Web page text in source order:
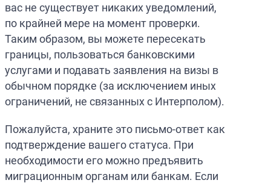
вас не существует никаких уведомлений,
по крайней мере на момент проверки.
Таким образом, вы можете пересекать
границы, пользоваться банковскими
услугами и подавать заявления на визы в
обычном порядке (за исключением иных
ограничений, не связанных с Интерполом).
Пожалуйста, храните это письмо-ответ как
подтверждение вашего статуса. При
необходимости его можно предъявить
миграционным органам или банкам. Если